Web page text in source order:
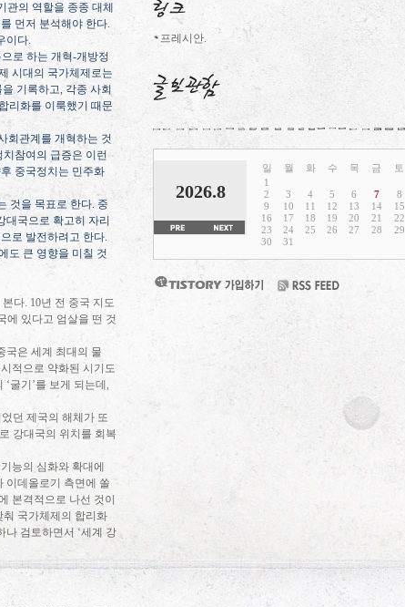
관의 역할을 종종 대체
먼저 분석해야 한다.
이다.
로 하는 개혁-개방정
시대의 국가체제로는
기록하고, 각종 사회
리화를 이룩했기 때문
회관계를 개혁하는 것
참여의 급증은 이런
중국정치는 민주화
것을 목표로 한다. 중
대국으로 확고히 자리
로 발전하려고 한다.
도 큰 영향을 미칠 것
본다. 10년 전 중국 지도
에 있다고 엄살을 떤 것
국은 세계 최대의 물
적으로 약화된 시기도
‘굴기 ’를 보게 되는데 ,
던 제국의 해체가 또
강대국의 위치를 회복
능의 심화와 확대에
이데올로기 측면에 쏠
본격적으로 나선 것이
국가체제의 합리화
나 검토하면서 ‘세계 강
프레시안.
2026.8
일 월 화 수 목 금
토
1
2
3 4 5 6 7
8
9
10 11 12 13 14
15
16
17 18 19 20 21
22
23
24 25 26 27 28
29
30
31